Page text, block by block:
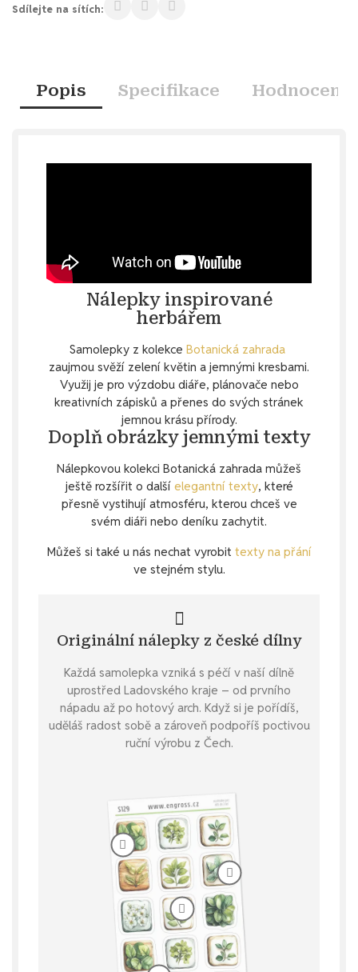
Sdílejte na sítích:
Popis Specifikace Hodnocení
Nálepky inspirované
herbářem
Samolepky z kolekce Botanická zahrada
zaujmou svěží zelení květin a jemnými kresbami.
Využij je pro výzdobu diáře, plánovače nebo
kreativních zápisků a přenes do svých stránek
jemnou krásu přírody.
Doplň obrázky jemnými texty
Nálepkovou kolekci Botanická zahrada můžeš
ještě rozšířit o další elegantní texty, které
přesně vystihují atmosféru, kterou chceš ve
svém diáři nebo deníku zachytit.
Můžeš si také u nás nechat vyrobit texty na přání
ve stejném stylu.
Originální nálepky z české dílny
Každá samolepka vzniká s péčí v naší dílně
uprostřed Ladovského kraje – od prvního
nápadu až po hotový arch. Když si je pořídíš,
uděláš radost sobě a zároveň podpoříš poctivou
ruční výrobu z Čech.